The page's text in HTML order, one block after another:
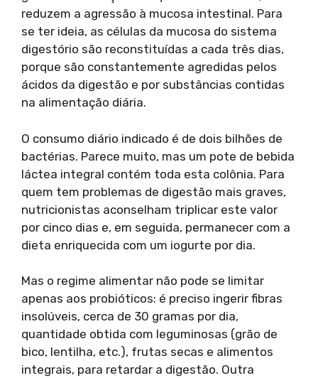
reduzem a agressão à mucosa intestinal. Para
se ter ideia, as células da mucosa do sistema
digestório são reconstituídas a cada três dias,
porque são constantemente agredidas pelos
ácidos da digestão e por substâncias contidas
na alimentação diária.
O consumo diário indicado é de dois bilhões de
bactérias. Parece muito, mas um pote de bebida
láctea integral contém toda esta colônia. Para
quem tem problemas de digestão mais graves,
nutricionistas aconselham triplicar este valor
por cinco dias e, em seguida, permanecer com a
dieta enriquecida com um iogurte por dia.
Mas o regime alimentar não pode se limitar
apenas aos probióticos: é preciso ingerir fibras
insolúveis, cerca de 30 gramas por dia,
quantidade obtida com leguminosas (grão de
bico, lentilha, etc.), frutas secas e alimentos
integrais, para retardar a digestão. Outra